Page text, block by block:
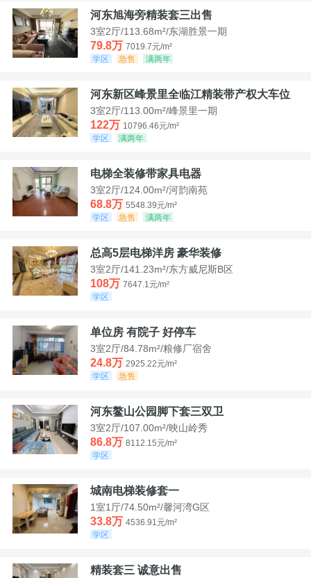
河东旭海旁精装套三出售
3室2厅/113.68m²/东湖胜景一期
79.8万 7019.7元/m²
学区
急售 满两年
河东新区峰景里全临江精装带产权大车位
3室2厅/113.00m²/峰景里一期
122万 10796.46元/m²
学区
满两年
电梯全装修带家具电器
3室2厅/124.00m²/河韵南苑
68.8万 5548.39元/m²
学区
急售 满两年
总高5层电梯洋房 豪华装修
3室2厅/141.23m²/东方威尼斯B区
108万 7647.1元/m²
学区
单位房 有院子 好停车
3室2厅/84.78m²/粮修厂宿舍
24.8万 2925.22元/m²
学区
急售
河东鳌山公园脚下套三双卫
3室2厅/107.00m²/映山岭秀
86.8万 8112.15元/m²
学区
城南电梯装修套一
1室1厅/74.50m²/馨河湾G区
33.8万 4536.91元/m²
学区
精装套三 诚意出售